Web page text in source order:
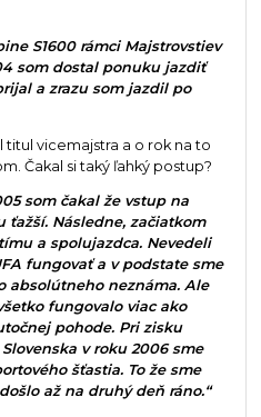
S1600 rámci Majstrovstiev
som dostal ponuku jazdiť
a zrazu som jazdil po
titul vicemajstra a o rok na to
Čakal si taký ľahký postup?
som čakal že vstup na
ťažší. Následne, začiatkom
a spolujazdca. Nevedeli
fungovať a v podstate sme
absolútneho neznáma. Ale
fungovalo viac ako
pohode. Pri zisku
v roku 2006 sme
šťastia. To že sme
až na druhý deň ráno.“